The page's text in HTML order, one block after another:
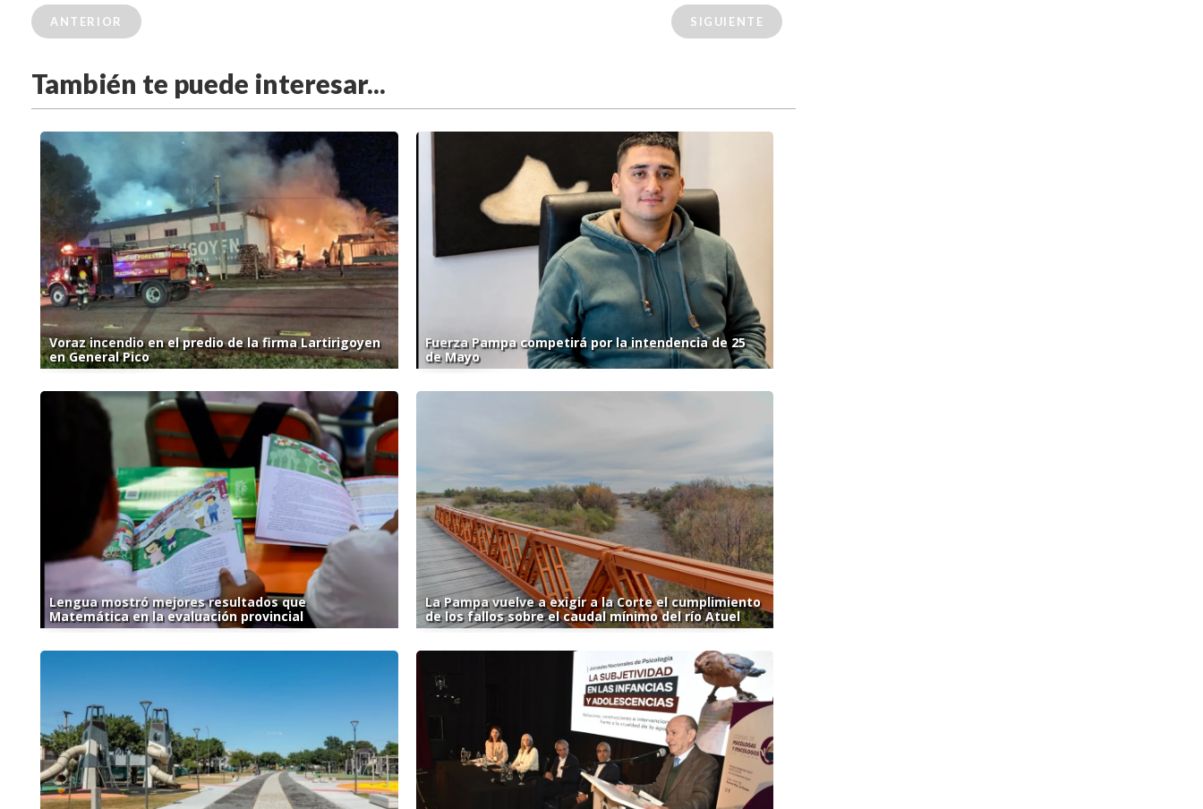
ANTERIOR SIGUIENTE
También te puede interesar...
Voraz incendio en el predio de la firma Lartirigoyen
en General Pico
Fuerza Pampa competirá por la intendencia de 25
de Mayo
Lengua mostró mejores resultados que
Matemática en la evaluación provincial
La Pampa vuelve a exigir a la Corte el cumplimiento
de los fallos sobre el caudal mínimo del río Atuel